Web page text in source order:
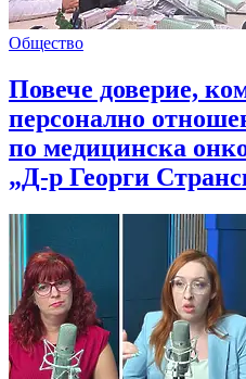
Общество
Повече доверие,
персонално
по медицинска
„Д-р Георги